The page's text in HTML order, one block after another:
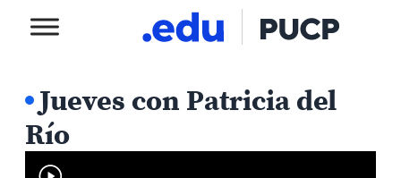
Jueves con Patricia del
Río